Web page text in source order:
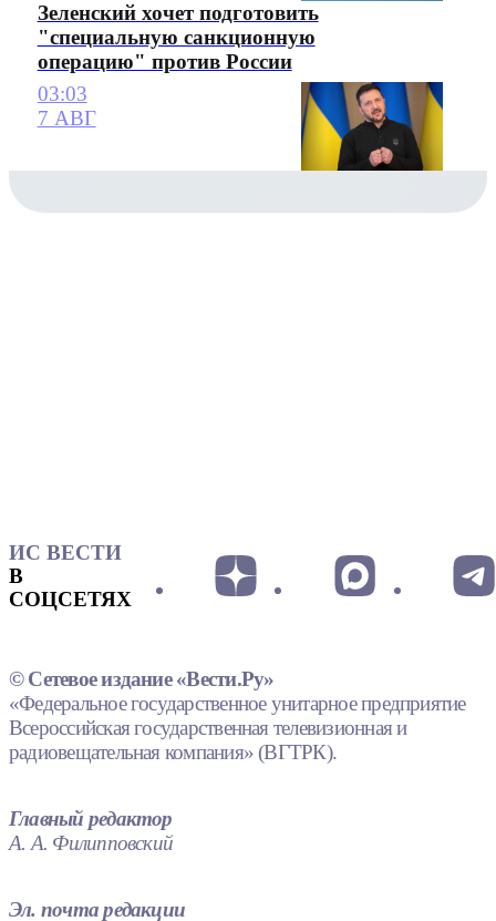
Зеленский хочет подготовить
"специальную санкционную
операцию" против России
03:03
7 АВГ
ИС ВЕСТИ
В
СОЦСЕТЯХ
© Сетевое издание «Вести.Ру»
«Федеральное государственное унитарное предприятие
Всероссийская государственная телевизионная и
радиовещательная компания» (ВГТРК).
Главный редактор
А. А. Филипповский
Эл. почта редакции